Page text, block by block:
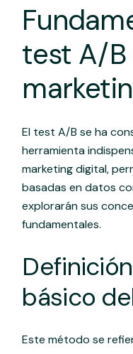
test A/B
El test A/B se ha
herramienta
marketing digital,
basadas en datos
explorarán sus
fundamentales.
básico
Este método se